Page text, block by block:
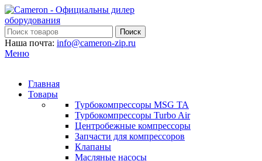
Поиск
Наша почта: info@cameron-zip.ru
Меню
Главная
Товары
Турбокомпрессоры MSG TA
Турбокомпрессоры Turbo Air
Центробежные компрессоры
Запчасти для компрессоров
Клапаны
Масляные насосы